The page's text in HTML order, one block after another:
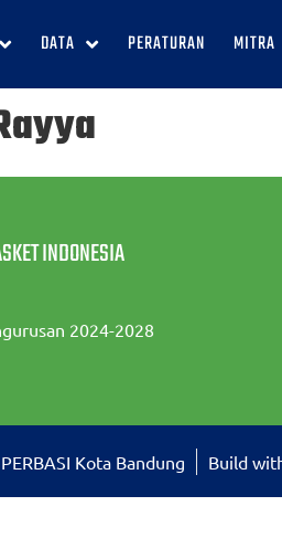
DATA PERATURAN MITRA
INDONESIA
2024-2028
Kota Bandung Build